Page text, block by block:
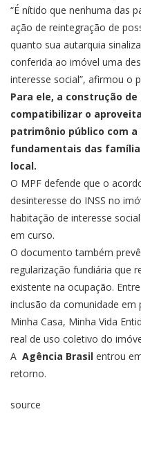
“É nítido que nenhuma das
ação de reintegração de
quanto sua autarquia
conferida ao imóvel uma
interesse social”, afirmou o
Para ele, a construção
compatibilizar o
patrimônio público com
fundamentais das
local.
O MPF defende que o
desinteresse do INSS no
habitação de interesse
em curso.
O documento também
regularização fundiária que
existente na ocupação.
inclusão da comunidade
Minha Casa, Minha Vida
real de uso coletivo do
A Agência Brasil entrou
retorno.
source